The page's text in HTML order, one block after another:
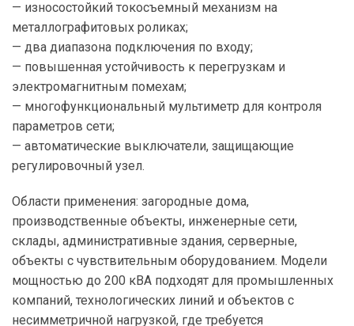
— износостойкий токосъемный механизм на
металлографитовых роликах;
— два диапазона подключения по входу;
— повышенная устойчивость к перегрузкам и
электромагнитным помехам;
— многофункциональный мультиметр для контроля
параметров сети;
— автоматические выключатели, защищающие
регулировочный узел.
Области применения: загородные дома,
производственные объекты, инженерные сети,
склады, административные здания, серверные,
объекты с чувствительным оборудованием. Модели
мощностью до 200 кВА подходят для промышленных
компаний, технологических линий и объектов с
несимметричной нагрузкой, где требуется